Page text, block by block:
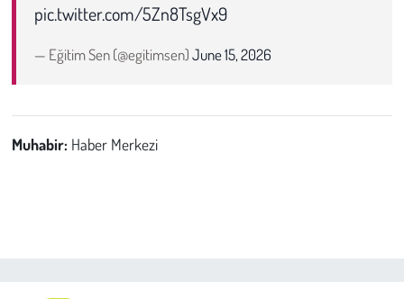
pic.twitter.com/5Zn8TsgVx9
— Eğitim Sen (@egitimsen)June 15, 2026
Muhabir: Haber Merkezi